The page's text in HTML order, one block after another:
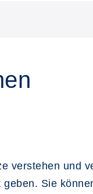
verstehen und
Sie